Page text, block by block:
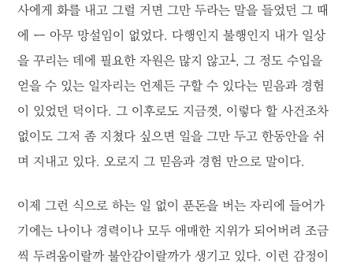
사에게 화를 내고 그럴 거면 그만 두라는 말을 들었던 그 때
에 ー 아무 망설임이 없었다. 다행인지 불행인지 내가 일상
을 꾸리는 데에 필요한 자원은 많지 않고1, 그 정도 수입을
얻을 수 있는 일자리는 언제든 구할 수 있다는 믿음과 경험
이 있었던 덕이다. 그 이후로도 지금껏, 이렇다 할 사건조차
없이도 그저 좀 지쳤다 싶으면 일을 그만 두고 한동안을 쉬
며 지내고 있다. 오로지 그 믿음과 경험 만으로 말이다.
이제 그런 식으로 하는 일 없이 푼돈을 버는 자리에 들어가
기에는 나이나 경력이나 모두 애매한 지위가 되어버려 조금
씩 두려움이랄까 불안감이랄까가 생기고 있다. 이런 감정이